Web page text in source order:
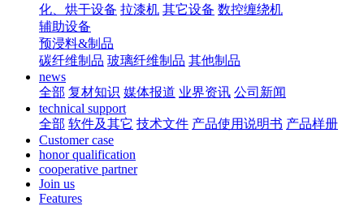
化、烘干设备 拉漆机 其它设备 数控缠绕机
辅助设备
预浸料&制品
碳纤维制品 玻璃纤维制品 其他制品
news
全部 复材知识 媒体报道 业界资讯 公司新闻
technical support
全部 软件及其它 技术文件 产品使用说明书 产品样册
Customer case
honor qualification
cooperative partner
Join us
Features